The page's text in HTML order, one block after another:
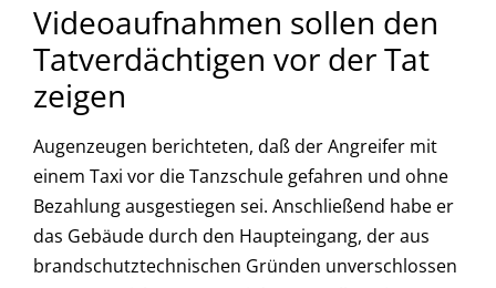
Videoaufnahmen sollen den
Tatverdächtigen vor der Tat
zeigen
Augenzeugen berichteten, daß der Angreifer mit
einem Taxi vor die Tanzschule gefahren und ohne
Bezahlung ausgestiegen sei. Anschließend habe er
das Gebäude durch den Haupteingang, der aus
brandschutztechnischen Gründen unverschlossen